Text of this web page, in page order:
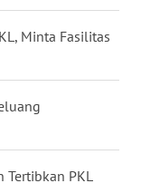
Minta Fasilitas
Tertibkan PKL